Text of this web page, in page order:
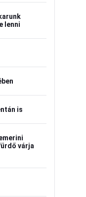
lenni
is
várja